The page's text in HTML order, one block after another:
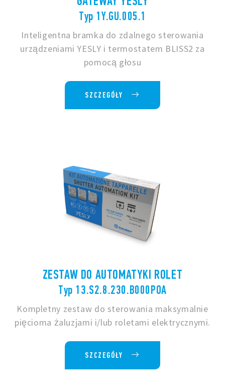
Typ 1Y.GU.005.1
Inteligentna bramka do zdalnego sterowania
urządzeniami YESLY i termostatem BLISS2 za
pomocą głosu
SZCZEGÓŁY
ZESTAW DO AUTOMATYKI ROLET
Typ 13.S2.8.230.B000POA
Kompletny zestaw do sterowania maksymalnie
pięcioma żaluzjami i/lub roletami elektrycznymi.
SZCZEGÓŁY